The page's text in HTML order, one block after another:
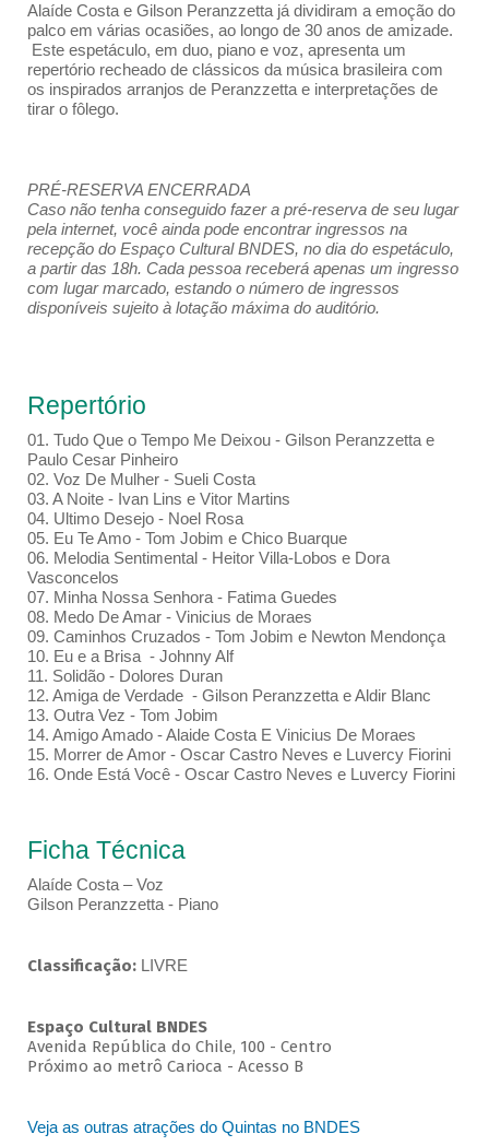
Alaíde Costa e Gilson Peranzzetta já dividiram a emoção do
palco em várias ocasiões, ao longo de 30 anos de amizade.
Este espetáculo, em duo, piano e voz, apresenta um
repertório recheado de clássicos da música brasileira com
os inspirados arranjos de Peranzzetta e interpretações de
tirar o fôlego.
PRÉ-RESERVA ENCERRADA
Caso não tenha conseguido fazer a pré-reserva de seu lugar
pela internet, você ainda pode encontrar ingressos na
recepção do Espaço Cultural BNDES, no dia do espetáculo,
a partir das 18h. Cada pessoa receberá apenas um ingresso
com lugar marcado, estando o número de ingressos
disponíveis sujeito à lotação máxima do auditório.
Repertório
01. Tudo Que o Tempo Me Deixou - Gilson Peranzzetta e
Paulo Cesar Pinheiro
02. Voz De Mulher - Sueli Costa
03. A Noite - Ivan Lins e Vitor Martins
04. Ultimo Desejo - Noel Rosa
05. Eu Te Amo - Tom Jobim e Chico Buarque
06. Melodia Sentimental - Heitor Villa-Lobos e Dora
Vasconcelos
07. Minha Nossa Senhora - Fatima Guedes
08. Medo De Amar - Vinicius de Moraes
09. Caminhos Cruzados - Tom Jobim e Newton Mendonça
10. Eu e a Brisa - Johnny Alf
11. Solidão - Dolores Duran
12. Amiga de Verdade - Gilson Peranzzetta e Aldir Blanc
13. Outra Vez - Tom Jobim
14. Amigo Amado - Alaide Costa E Vinicius De Moraes
15. Morrer de Amor - Oscar Castro Neves e Luvercy Fiorini
16. Onde Está Você - Oscar Castro Neves e Luvercy Fiorini
Ficha Técnica
Alaíde Costa – Voz
Gilson Peranzzetta - Piano
Classificação: LIVRE
Espaço Cultural BNDES
Avenida República do Chile, 100 - Centro
Próximo ao metrô Carioca - Acesso B
Veja as outras atrações do Quintas no BNDES